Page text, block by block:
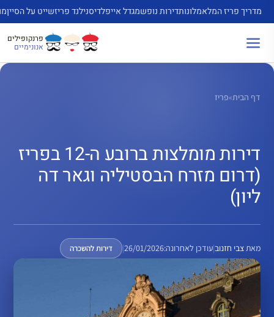
לדלג
לתוכן
מדריך פריז המלאמלונותדירות נופשמגדל אייפלדיסנילנד פריזשייט על הסיין
פרנקופילים
אנונימיים
דף הבית»פריז
דירות מומלצות ברובע ה-12 בפריז
(דרום מזרח הבסטיליה וגאר דה
ליון)
מאתצבי חזנוב|עודכן לאחרונה:26/01/2026
| דירות להשכרה